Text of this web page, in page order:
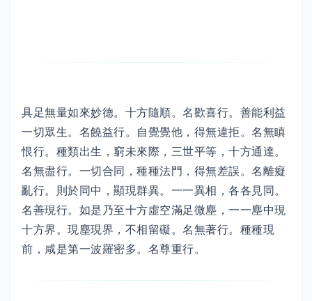
具足無量如來妙德。十方隨順。名歡喜行。善能利益
一切眾生。名饒益行。自覺覺他，得無違拒。名無瞋
恨行。種類出生，窮未來際，三世平等，十方通達。
名無盡行。一切合同，種種法門，得無差誤。名離癡
亂行。則於同中，顯現群異。一一異相，各各見同。
名善現行。如是乃至十方虛空滿足微塵，一一塵中現
十方界。現塵現界，不相留礙。名無著行。種種現
前，咸是第一波羅密多。名尊重行。